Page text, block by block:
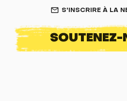
mail_outline S'INSCRIRE À LA